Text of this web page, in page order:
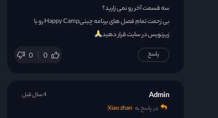
قسمت 39
سه قسمت آخر رو نمی زارید؟
بی زحمت تمام فصل های برنامه چینیHappy Camp رو با
زیرنویس در سایت قرار دهید
0 0 پاسخ
Admin
در پاسخ به Xiao zhan
4 سال قبل